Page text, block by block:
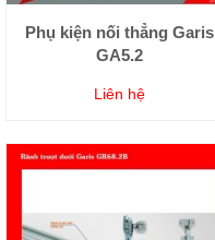
Phụ kiện nối thẳng Garis
GA5.2
Liên hệ